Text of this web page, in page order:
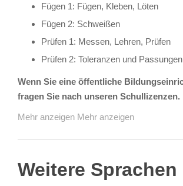
Fügen 1: Fügen, Kleben, Löten
Fügen 2: Schweißen
Prüfen 1: Messen, Lehren, Prüfen
Prüfen 2: Toleranzen und Passungen
Wenn Sie eine öffentliche
fragen Sie nach unseren Schullizenzen.
Mehr anzeigen Mehr anzeigen
Weitere Sprachen